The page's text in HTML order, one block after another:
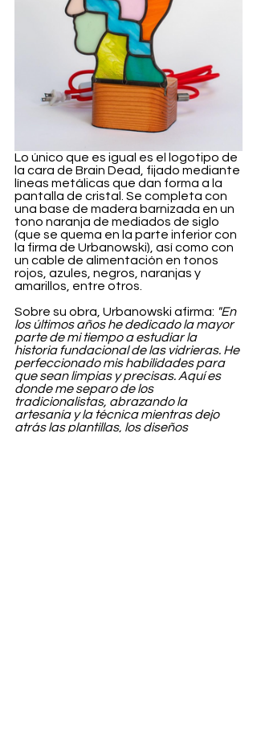
Lo único que es igual es el logotipo de
la cara de Brain Dead, fijado mediante
líneas metálicas que dan forma a la
pantalla de cristal. Se completa con
una base de madera barnizada en un
tono naranja de mediados de siglo
(que se quema en la parte inferior con
la firma de Urbanowski), así como con
un cable de alimentación en tonos
rojos, azules, negros, naranjas y
amarillos, entre otros.
Sobre su obra, Urbanowski afirma: "En
los últimos años he dedicado la mayor
parte de mi tiempo a estudiar la
historia fundacional de las vidrieras. He
perfeccionado mis habilidades para
que sean limpias y precisas. Aquí es
donde me separo de los
tradicionalistas, abrazando la
artesanía y la técnica mientras dejo
atrás las plantillas, los diseños